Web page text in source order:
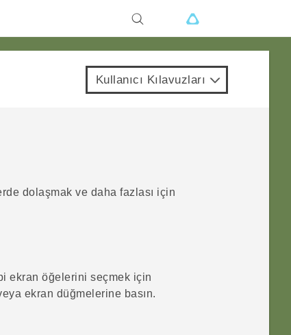
Kullanıcı Kılavuzları
dolaşmak ve daha fazlası için
ekran öğelerini seçmek için
ekran düğmelerine basın.